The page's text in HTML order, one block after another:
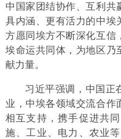
中国家团结协作、互利共
具内涵、更有活力的中埃
方愿同埃方不断深化互信
埃命运共同体，为地区乃
献力量。
习近平强调，中国正
业，中埃各领域交流合作
相互支持，携手促进共
施、工业、电力、农业